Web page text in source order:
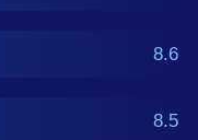
8.6
8.5